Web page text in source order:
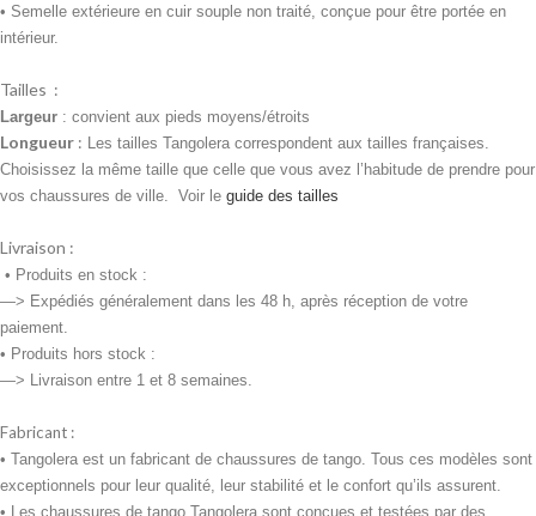
• Semelle extérieure en cuir souple non traité, conçue pour être portée en
intérieur.
Tailles :
Largeur : convient aux pieds moyens/étroits
Longueur : Les tailles Tangolera correspondent aux tailles françaises.
Choisissez la même taille que celle que vous avez l’habitude de prendre pour
vos chaussures de ville. Voir le guide des tailles
Livraison :
• Produits en stock :
—> Expédiés généralement dans les 48 h, après réception de votre
paiement.
• Produits hors stock :
—> Livraison entre 1 et 8 semaines.
Fabricant :
• Tangolera est un fabricant de chaussures de tango. Tous ces modèles sont
exceptionnels pour leur qualité, leur stabilité et le confort qu’ils assurent.
• Les chaussures de tango Tangolera sont conçues et testées par des